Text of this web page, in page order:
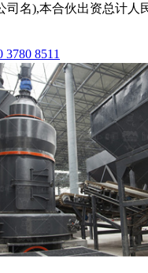
司名),本合伙出资总计人
8511